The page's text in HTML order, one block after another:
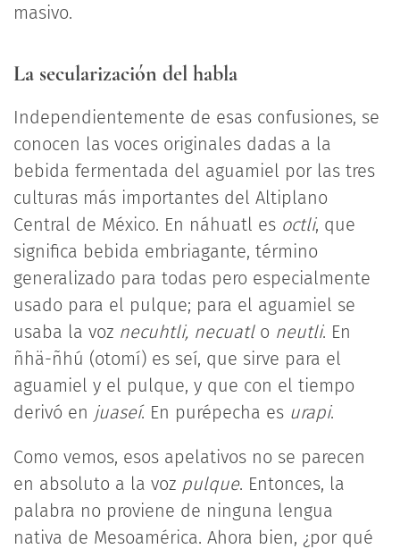
masivo.
La secularización del habla
Independientemente de esas confusiones, se
conocen las voces originales dadas a la
bebida fermentada del aguamiel por las tres
culturas más importantes del Altiplano
Central de México. En náhuatl es octli, que
significa bebida embriagante, término
generalizado para todas pero especialmente
usado para el pulque; para el aguamiel se
usaba la voz necuhtli, necuatlo neutli. En
ñhä-ñhú (otomí) es seí, que sirve para el
aguamiel y el pulque, y que con el tiempo
derivó en juaseí. En purépecha es urapi.
Como vemos, esos apelativos no se parecen
en absoluto a la voz pulque. Entonces, la
palabra no proviene de ninguna lengua
nativa de Mesoamérica. Ahora bien, ¿por qué